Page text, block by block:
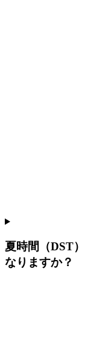
夏時間（DST
なりますか？